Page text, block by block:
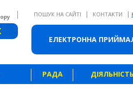
ЕЛЕКТРОННА
Звичайна версія сайту
ПОШУК НА САЙТІ | КОНТАКТИ |
РАДА ДІЯЛЬНІСТЬ